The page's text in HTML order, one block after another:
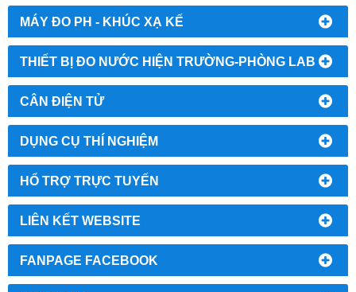
MÁY ĐO PH - KHÚC XẠ KẾ
THIẾT BỊ ĐO NƯỚC HIỆN TRƯỜNG-PHÒNG LAB
CÂN ĐIỆN TỬ
DỤNG CỤ THÍ NGHIỆM
HỔ TRỢ TRỰC TUYẾN
LIÊN KẾT WEBSITE
FANPAGE FACEBOOK